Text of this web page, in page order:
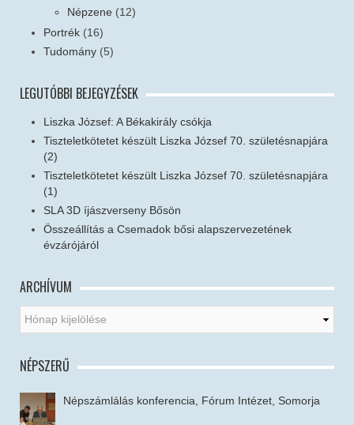
Népzene (12)
Portrék (16)
Tudomány (5)
LEGUTÓBBI BEJEGYZÉSEK
Liszka József: A Békakirály csókja
Tiszteletkötetet készült Liszka József 70. születésnapjára
(2)
Tiszteletkötetet készült Liszka József 70. születésnapjára
(1)
SLA 3D íjászverseny Bősön
Összeállítás a Csemadok bősi alapszervezetének
évzárójáról
ARCHÍVUM
NÉPSZERŰ
Népszámlálás konferencia, Fórum Intézet, Somorja